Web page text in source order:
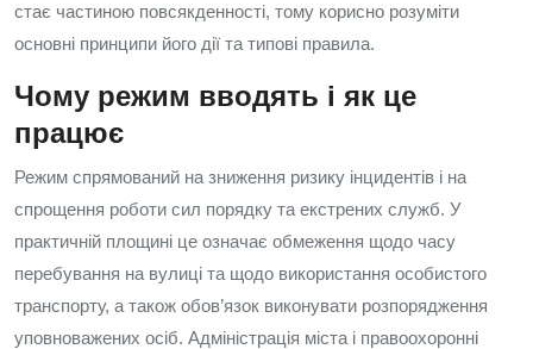
стає частиною повсякденності, тому корисно розуміти
основні принципи його дії та типові правила.
Чому режим вводять і як це
працює
Режим спрямований на зниження ризику інцидентів і на
спрощення роботи сил порядку та екстрених служб. У
практичній площині це означає обмеження щодо часу
перебування на вулиці та щодо використання особистого
транспорту, а також обов’язок виконувати розпорядження
уповноважених осіб. Адміністрація міста і правоохоронні